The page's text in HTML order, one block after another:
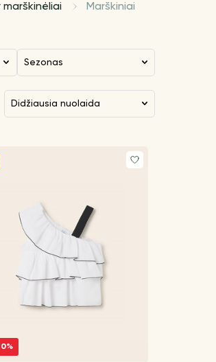
marškinėliai Marškiniai
Sezonas
didžiausia nuolaida